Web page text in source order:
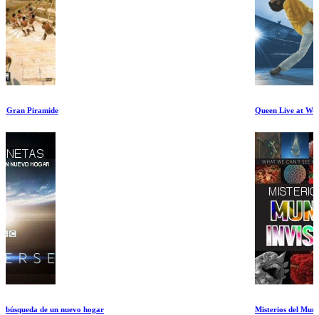
Queen Live at Wembley Stadium 2de2
Misterios del Mundo Invisible